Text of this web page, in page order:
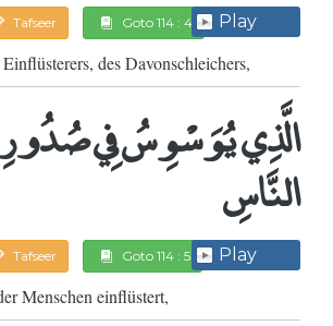
Tafseer Goto 114 : 4 Play
des Davonschleichers,
الَّذِي يُوَسْوِسُ فِي
النَّاسِ
Tafseer Goto 114 : 5 Play
Menschen einflüstert,